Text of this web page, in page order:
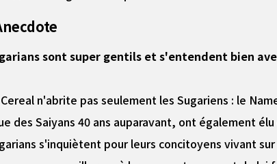
sont super gentils et s'entendent bien
n'abrite pas seulement les Sugariens : le
des Saiyans 40 ans auparavant, ont également
s'inquiètent pour leurs concitoyens vivant